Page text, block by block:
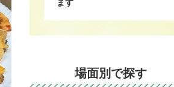
ます
場面別で探す